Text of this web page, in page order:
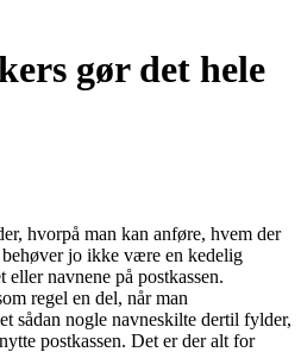
gør det hele
hvorpå man kan anføre, hvem der
jo ikke være en kedelig
navnene på postkassen.
regel en del, når man
sådan nogle navneskilte dertil fylder,
postkassen. Det er der alt for